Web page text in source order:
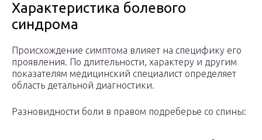
Характеристика болевого
синдрома
Происхождение симптома влияет на специфику его
проявления. По длительности, характеру и другим
показателям медицинский специалист определяет
область детальной диагностики.
Разновидности боли в правом подреберье со спины: